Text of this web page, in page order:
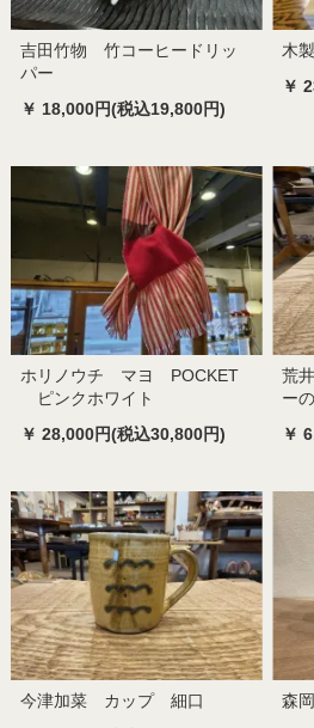
吉田竹物 竹コーヒードリッ
パー
￥ 18,000円(税込19,800円)
木
￥
ホリノウチ マヨ POCKET
ピンクホワイト
￥ 28,000円(税込30,800円)
荒
ー
￥
今津加菜 カップ 細口
森